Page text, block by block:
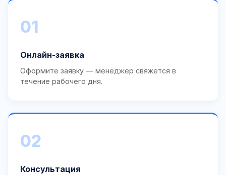
01
Онлайн-заявка
Оформите заявку — менеджер свяжется в
течение рабочего дня.
02
Консультация